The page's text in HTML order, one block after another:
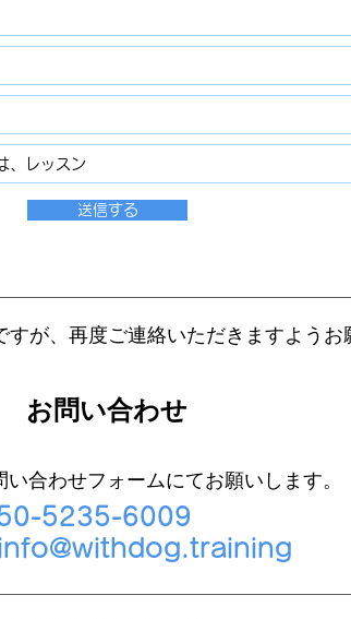
送信する
が、再度ご連絡いただきますようお
お問い合わせ
合わせフォームにてお願いします。
5235-6009